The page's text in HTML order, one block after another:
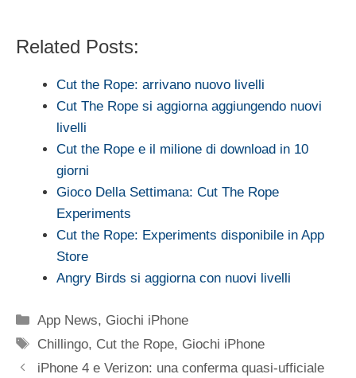
Related Posts:
Cut the Rope: arrivano nuovo livelli
Cut The Rope si aggiorna aggiungendo nuovi
livelli
Cut the Rope e il milione di download in 10
giorni
Gioco Della Settimana: Cut The Rope
Experiments
Cut the Rope: Experiments disponibile in App
Store
Angry Birds si aggiorna con nuovi livelli
Categorie
App News, Giochi iPhone
Tag
Chillingo, Cut the Rope, Giochi iPhone
iPhone 4 e Verizon: una conferma quasi-ufficiale